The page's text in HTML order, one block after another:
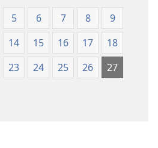
(izdano 2009)
5 6 7 8
9
14 15 16 17
18
23 24 25 26
27